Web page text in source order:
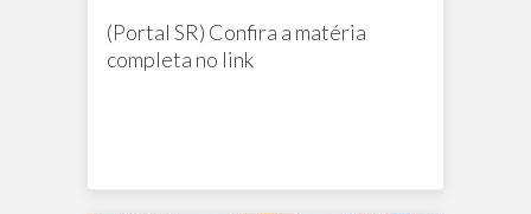
(Portal SR) Confira a matéria
completa no link